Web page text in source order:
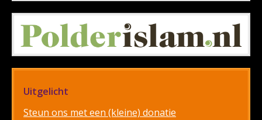
Uitgelicht
Steun ons met een (kleine) donatie